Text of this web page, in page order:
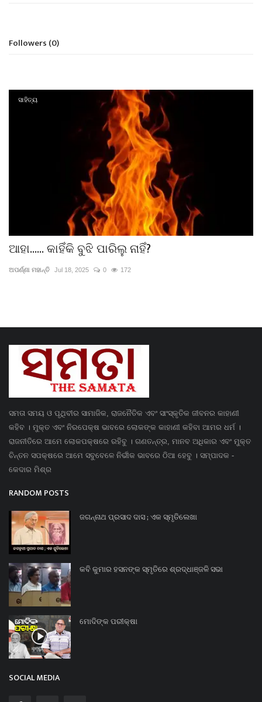
ଭିଡିଓ
Followers (0)
ସାହିତ୍ୟ
ଆହା...... କାହିଁକି ବୁଝି ପାରିଲୁ ନାହିଁ?
ଅପର୍ଣ୍ଣା ମହାନ୍ତି Jul 18, 2025 0 172
ସମତା ସମୟ ଓ ପୃଥିବୀର ସାମାଜିକ, ରାଜନୈତିକ ଏବଂ ସାଂସ୍କୃତିକ ଜୀବନର କାହାଣୀ
କହିବ । ମୁକ୍ତ ଏବଂ ନିରପେକ୍ଷ ଭାବରେ ଲୋକଙ୍କ କାହାଣୀ କହିବା ଆମର ଧର୍ମ ।
ରାଜନୀତିରେ ଆମେ ଲୋକପକ୍ଷରେ ରହିବୁ । ଗଣତନ୍ତ୍ର, ମାନବ ଅଧିକାର ଏବଂ ମୁକ୍ତ
ଚିନ୍ତନ ସପକ୍ଷରେ ଆମେ ସବୁବେଳେ ନିର୍ଭୀକ ଭାବରେ ଠିଆ ହେବୁ । ସମ୍ପାଦକ -
କେଦାର ମିଶ୍ର
RANDOM POSTS
ଜଗନ୍ନାଥ ପ୍ରସାଦ ଦାସ ; ଏକ ସ୍ମୃତିଲେଖା
କବି କୁମାର ହସନଙ୍କ ସ୍ମୃତିରେ ଶ୍ରଦ୍ଧାଞ୍ଜଳି ସଭା
ମୋଦିଙ୍କ ପରୀକ୍ଷା
SOCIAL MEDIA